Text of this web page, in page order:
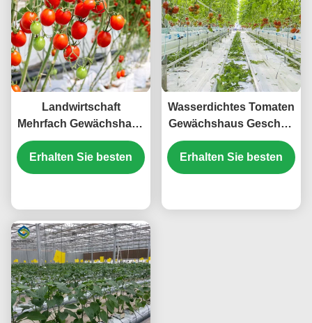
Landwirtschaft
Mehrfach Gewächshaus
für Tomaten
Schlüsselfertiges
Projekt Anpassbarer
Erhalten Sie besten
Wasserdichtes Tomaten
Gewächshaus Geschäft
zum Verkauf Mit
Hydroponisches
System Montage
Erhalten Sie besten